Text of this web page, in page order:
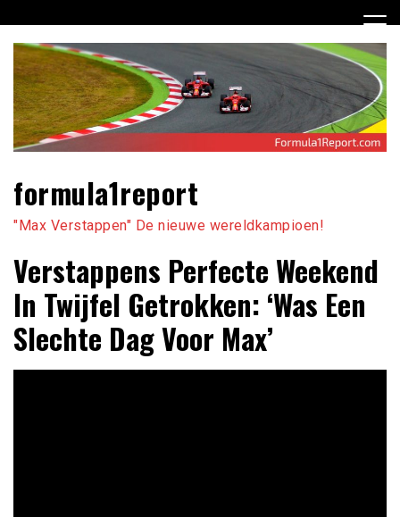
naar
inhoud
formula1report
"Max Verstappen" De nieuwe wereldkampioen!
Verstappens Perfecte Weekend
In Twijfel Getrokken: ‘Was Een
Slechte Dag Voor Max’